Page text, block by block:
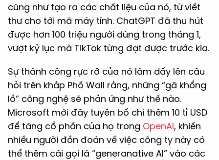
cũng như tạo ra các chất liệu của nó, từ viết
thư cho tới mã máy tính. ChatGPT đã thu hút
được hơn 100 triệu người dùng trong tháng 1,
vượt kỷ lục mà TikTok từng đạt được trước kia.
Sự thành công rực rỡ của nó làm dấy lên câu
hỏi trên khắp Phố Wall rằng, những “gã khổng
lồ” công nghệ sẽ phản ứng như thế nào.
Microsoft mới đây tuyên bố chi thêm 10 tỉ USD
để tăng cổ phần của họ trong OpenAI, khiến
nhiều người đồn đoán về việc công ty này có
thể thêm cái gọi là “generanative AI” vào các